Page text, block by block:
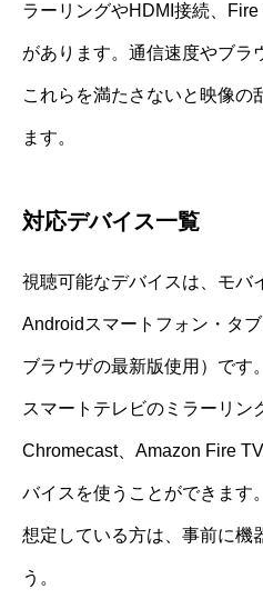
ラーリングやHDMI接続、
があります。通信速度やブラ
これらを満たさないと映像の
ます。
対応デバイス一覧
視聴可能なデバイスは、モバ
Androidスマートフォン・タ
ブラウザの最新版使用）です
スマートテレビのミラーリン
Chromecast、Amazon Fire
バイスを使うことができます
想定している方は、事前に機
う。